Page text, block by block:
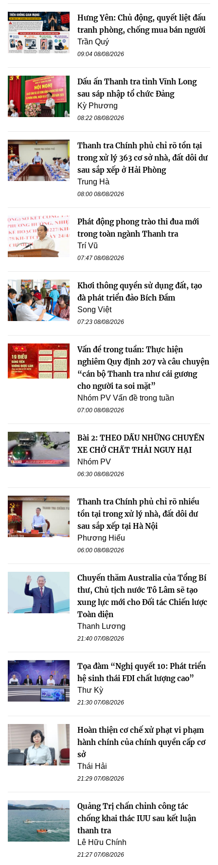
Hưng Yên: Chủ động, quyết liệt đấu
tranh phòng, chống mua bán người
Trần Quý
09:04 08/08/2026
Dấu ấn Thanh tra tỉnh Vĩnh Long
sau sáp nhập tổ chức Đảng
Kỳ Phương
08:22 08/08/2026
Thanh tra Chính phủ chỉ rõ tồn tại
trong xử lý 363 cơ sở nhà, đất dôi dư
sau sắp xếp ở Hải Phòng
Trung Hà
08:00 08/08/2026
Phát động phong trào thi đua mới
trong toàn ngành Thanh tra
Trí Vũ
07:47 08/08/2026
Khơi thông quyền sử dụng đất, tạo
đà phát triển đảo Bích Đầm
Song Việt
07:23 08/08/2026
Vấn đề trong tuần: Thực hiện
nghiêm Quy định 207 và câu chuyện
“cán bộ Thanh tra như cái gương
cho người ta soi mặt”
Nhóm PV Vấn đề trong tuần
07:00 08/08/2026
Bài 2: THEO DẤU NHỮNG CHUYẾN
XE CHỞ CHẤT THẢI NGUY HẠI
Nhóm PV
06:30 08/08/2026
Thanh tra Chính phủ chỉ rõ nhiều
tồn tại trong xử lý nhà, đất dôi dư
sau sắp xếp tại Hà Nội
Phương Hiếu
06:00 08/08/2026
Chuyến thăm Australia của Tổng Bí
thư, Chủ tịch nước Tô Lâm sẽ tạo
xung lực mới cho Đối tác Chiến lược
Toàn diện
Thanh Lương
21:40 07/08/2026
Tọa đàm “Nghị quyết 10: Phát triển
hệ sinh thái FDI chất lượng cao”
Thư Kỳ
21:30 07/08/2026
Hoàn thiện cơ chế xử phạt vi phạm
hành chính của chính quyền cấp cơ
sở
Thái Hải
21:29 07/08/2026
Quảng Trị chấn chỉnh công tác
chống khai thác IUU sau kết luận
thanh tra
Lê Hữu Chính
21:27 07/08/2026